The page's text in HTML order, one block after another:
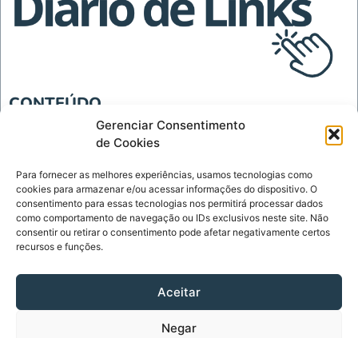
Gerenciar Consentimento
de Cookies
Para fornecer as melhores experiências, usamos tecnologias como
cookies para armazenar e/ou acessar informações do dispositivo. O
consentimento para essas tecnologias nos permitirá processar dados
como comportamento de navegação ou IDs exclusivos neste site. Não
consentir ou retirar o consentimento pode afetar negativamente certos
recursos e funções.
Aceitar
Negar
CONTEÚDO
INSTITUCIONAL
Página Inicial
Política de Privacidade
Termos de Uso
Sobre